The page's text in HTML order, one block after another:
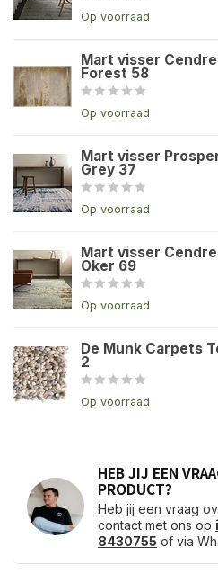
Op voorraad
Mart visser
Forest 58
Op voorraad
Mart visser
Grey 37
Op voorraad
Mart visser
Oker 69
Op voorraad
De Munk Carpets
2
Op voorraad
HEB JIJ EEN
PRODUCT?
Heb jij een vraag
contact met ons op
8430755 of via